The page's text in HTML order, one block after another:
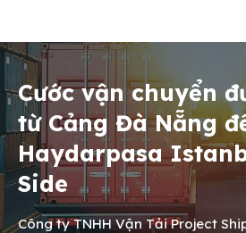
Cước vận chuyển
từ Cảng Đà Nẵng
Haydarpasa
Side
Công ty TNHH Vận Tải Project